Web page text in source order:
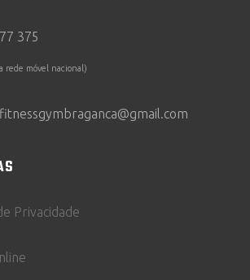
375
rede móvel nacional)
Privacidade